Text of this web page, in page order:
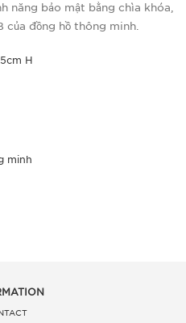
năng bảo mật bằng chìa khóa,
của đồng hồ thông minh.
H
minh